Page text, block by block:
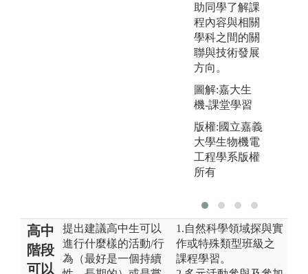
助同學了解課
程內容與相關
學科之間的關
聯與技術發展
方向。
圖解:嘉大生
機-課堂學習
版權:國立嘉義
大學生物機電
工程學系版權
所有
高中
階段
可以
提出建議高中生可以
進行什麼樣的活動/行
為（最好是一個持續
1.自然科學領域探與實
作或特殊類型班級之
課程學習。